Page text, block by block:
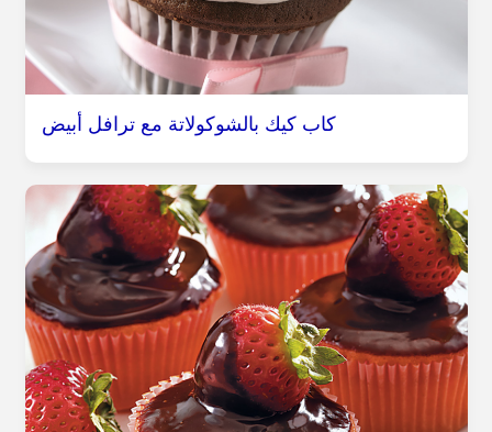
كاب كيك بالشوكولاتة مع ترافل أبيض